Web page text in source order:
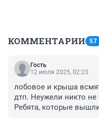
КОММЕНТАРИИ 57
Гость
12 июля 2025, 02:23
лобовое и крыша
дтп. Неужели никто не
Ребята, которые